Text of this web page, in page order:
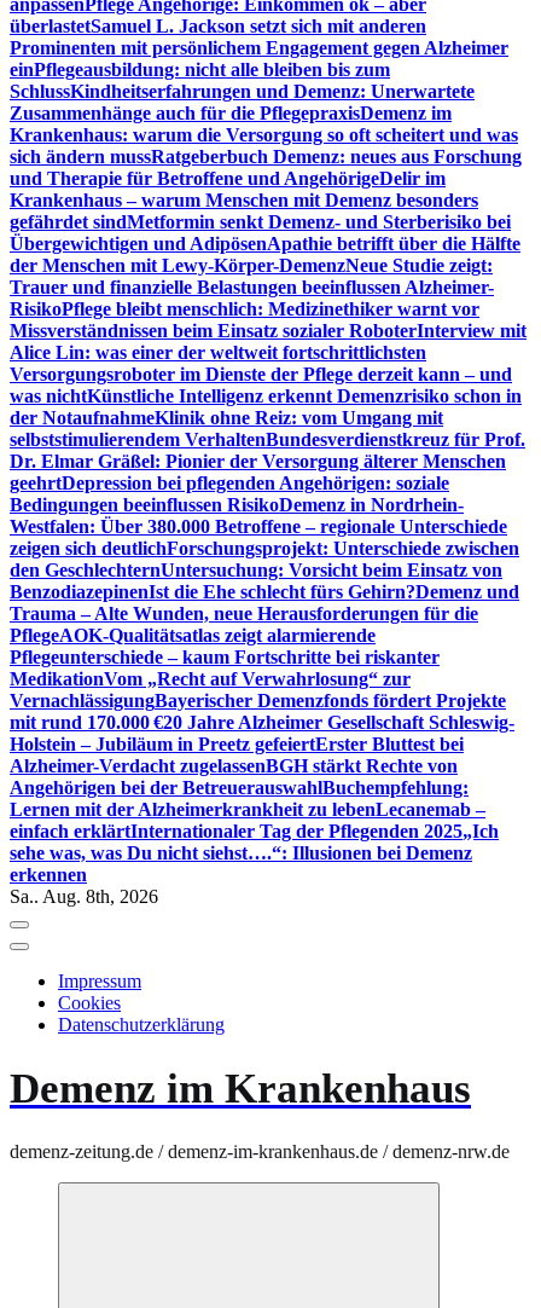
anpassenPflege Angehörige: Einkommen ok – aber
überlastetSamuel L. Jackson setzt sich mit anderen
Prominenten mit persönlichem Engagement gegen Alzheimer
einPflegeausbildung: nicht alle bleiben bis zum
SchlussKindheitserfahrungen und Demenz: Unerwartete
Zusammenhänge auch für die PflegepraxisDemenz im
Krankenhaus: warum die Versorgung so oft scheitert und was
sich ändern mussRatgeberbuch Demenz: neues aus Forschung
und Therapie für Betroffene und AngehörigeDelir im
Krankenhaus – warum Menschen mit Demenz besonders
gefährdet sindMetformin senkt Demenz- und Sterberisiko bei
Übergewichtigen und AdipösenApathie betrifft über die Hälfte
der Menschen mit Lewy-Körper-DemenzNeue Studie zeigt:
Trauer und finanzielle Belastungen beeinflussen Alzheimer-
RisikoPflege bleibt menschlich: Medizinethiker warnt vor
Missverständnissen beim Einsatz sozialer RoboterInterview mit
Alice Lin: was einer der weltweit fortschrittlichsten
Versorgungsroboter im Dienste der Pflege derzeit kann – und
was nichtKünstliche Intelligenz erkennt Demenzrisiko schon in
der NotaufnahmeKlinik ohne Reiz: vom Umgang mit
selbststimulierendem VerhaltenBundesverdienstkreuz für Prof.
Dr. Elmar Gräßel: Pionier der Versorgung älterer Menschen
geehrtDepression bei pflegenden Angehörigen: soziale
Bedingungen beeinflussen RisikoDemenz in Nordrhein-
Westfalen: Über 380.000 Betroffene – regionale Unterschiede
zeigen sich deutlichForschungsprojekt: Unterschiede zwischen
den GeschlechternUntersuchung: Vorsicht beim Einsatz von
BenzodiazepinenIst die Ehe schlecht fürs Gehirn?Demenz und
Trauma – Alte Wunden, neue Herausforderungen für die
PflegeAOK-Qualitätsatlas zeigt alarmierende
Pflegeunterschiede – kaum Fortschritte bei riskanter
MedikationVom „Recht auf Verwahrlosung“ zur
VernachlässigungBayerischer Demenzfonds fördert Projekte
mit rund 170.000 €20 Jahre Alzheimer Gesellschaft Schleswig-
Holstein – Jubiläum in Preetz gefeiertErster Bluttest bei
Alzheimer-Verdacht zugelassenBGH stärkt Rechte von
Angehörigen bei der BetreuerauswahlBuchempfehlung:
Lernen mit der Alzheimerkrankheit zu lebenLecanemab –
einfach erklärtInternationaler Tag der Pflegenden 2025„Ich
sehe was, was Du nicht siehst….“: Illusionen bei Demenz
erkennen
Sa.. Aug. 8th, 2026
Impressum
Cookies
Datenschutzerklärung
Demenz im Krankenhaus
demenz-zeitung.de / demenz-im-krankenhaus.de / demenz-nrw.de